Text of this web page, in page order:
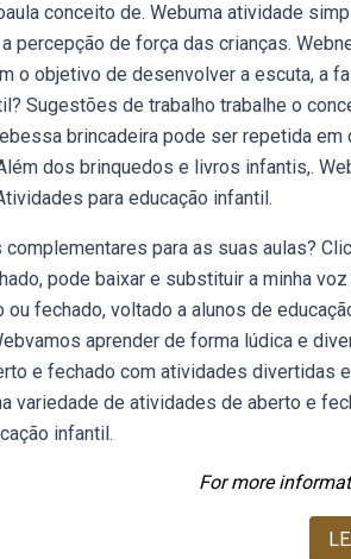
conceito de. Webuma atividade
percepção de força das crianças.
o objetivo de desenvolver a escuta, a
Sugestões de trabalho trabalhe o
brincadeira pode ser repetida
dos brinquedos e livros infantis,.
para educação infantil.
complementares para as suas aulas?
pode baixar e substituir a minha
ou fechado, voltado a alunos de
aprender de forma lúdica e
e fechado com atividades divertidas
variedade de atividades de aberto e
infantil.
For more